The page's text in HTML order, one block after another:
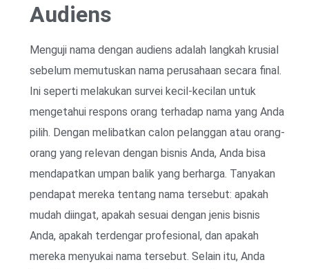
Audiens
Menguji nama dengan audiens adalah langkah krusial
sebelum memutuskan nama perusahaan secara final.
Ini seperti melakukan survei kecil-kecilan untuk
mengetahui respons orang terhadap nama yang Anda
pilih. Dengan melibatkan calon pelanggan atau orang-
orang yang relevan dengan bisnis Anda, Anda bisa
mendapatkan umpan balik yang berharga. Tanyakan
pendapat mereka tentang nama tersebut: apakah
mudah diingat, apakah sesuai dengan jenis bisnis
Anda, apakah terdengar profesional, dan apakah
mereka menyukai nama tersebut. Selain itu, Anda